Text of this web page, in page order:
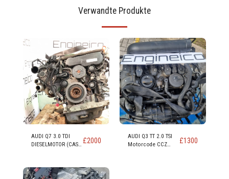
Verwandte Produkte
AUDI Q7 3.0 TDI
DIESELMOTOR (CAS
£2000
AUDI Q3 TT 2.0 TSI
Motorcode CCZ
£1300